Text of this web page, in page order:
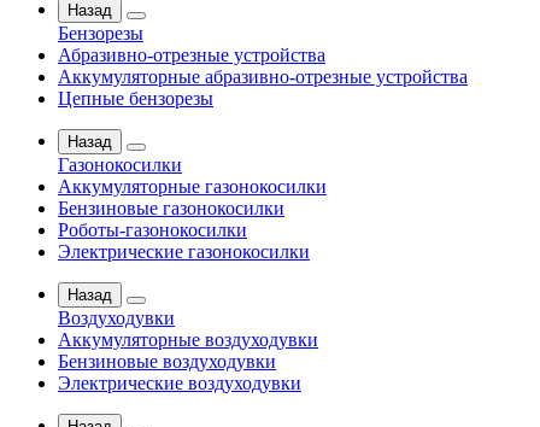
Назад
Бензорезы
Абразивно-отрезные устройства
Аккумуляторные абразивно-отрезные устройства
Цепные бензорезы
Назад
Газонокосилки
Аккумуляторные газонокосилки
Бензиновые газонокосилки
Роботы-газонокосилки
Электрические газонокосилки
Назад
Воздуходувки
Аккумуляторные воздуходувки
Бензиновые воздуходувки
Электрические воздуходувки